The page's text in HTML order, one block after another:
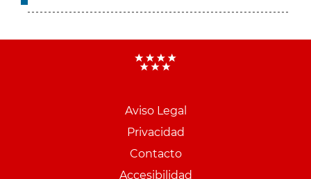
Aviso Legal
Privacidad
Contacto
Accesibilidad